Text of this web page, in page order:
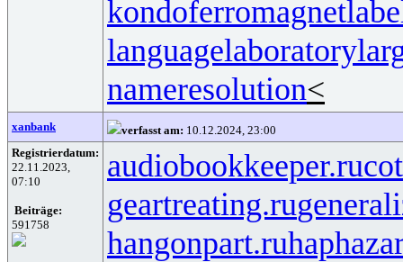
kondoferromagnet
languagelaboratory
nameresolution<
xanbank verfasst am: 10.12.2024, 23:00
Registrierdatum:
22.11.2023,
07:10
Beiträge:
591758
audiobookkeeper.ru
geartreating.ru
hangonpart.ru